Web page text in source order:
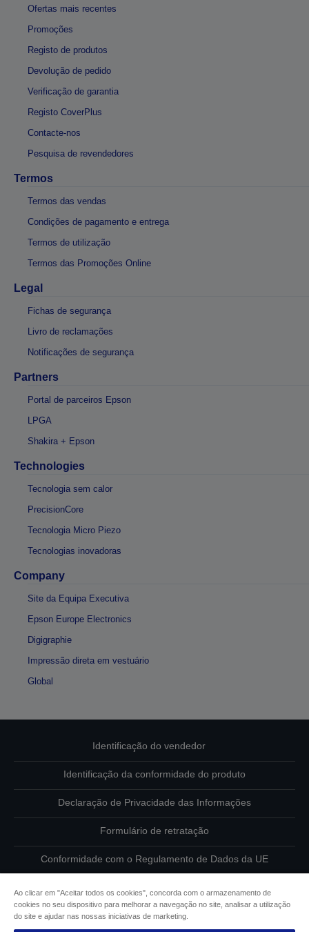
Ofertas mais recentes
Promoções
Registo de produtos
Devolução de pedido
Verificação de garantia
Registo CoverPlus
Contacte-nos
Pesquisa de revendedores
Termos
Termos das vendas
Condições de pagamento e entrega
Termos de utilização
Termos das Promoções Online
Legal
Fichas de segurança
Livro de reclamações
Notificações de segurança
Partners
Portal de parceiros Epson
LPGA
Shakira + Epson
Technologies
Tecnologia sem calor
PrecisionCore
Tecnologia Micro Piezo
Tecnologias inovadoras
Company
Site da Equipa Executiva
Epson Europe Electronics
Digigraphie
Impressão direta em vestuário
Global
Identificação do vendedor
Identificação da conformidade do produto
Declaração de Privacidade das Informações
Formulário de retratação
Conformidade com o Regulamento de Dados da UE
Informações sobre cookies
Ao clicar em "Aceitar todos os cookies", concorda com o armazenamento de
cookies no seu dispositivo para melhorar a navegação no site, analisar a utilização
do site e ajudar nas nossas iniciativas de marketing.